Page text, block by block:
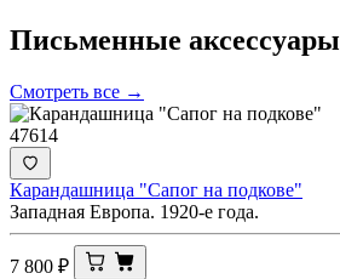
Письменные аксессуары
Смотреть все →
47614
Карандашница "Сапог на подкове"
Западная Европа. 1920-е года.
7 800 ₽